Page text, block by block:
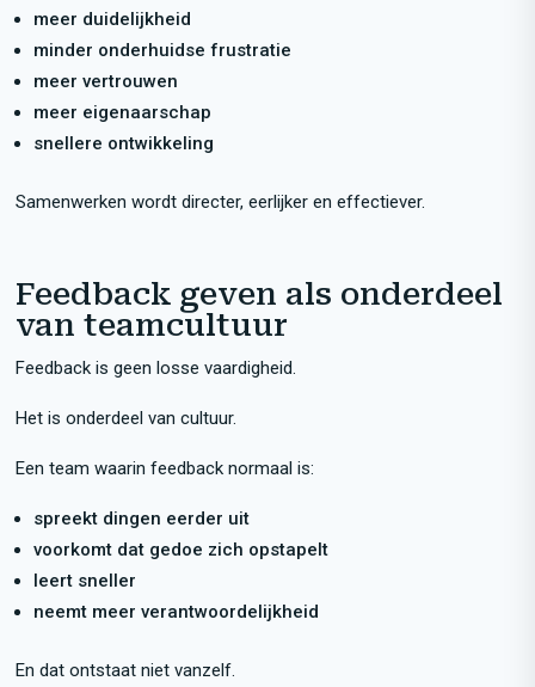
meer duidelijkheid
minder onderhuidse frustratie
meer vertrouwen
meer eigenaarschap
snellere ontwikkeling
Samenwerken wordt directer, eerlijker en effectiever.
Feedback geven als onderdeel
van teamcultuur
Feedback is geen losse vaardigheid.
Het is onderdeel van cultuur.
Een team waarin feedback normaal is:
spreekt dingen eerder uit
voorkomt dat gedoe zich opstapelt
leert sneller
neemt meer verantwoordelijkheid
En dat ontstaat niet vanzelf.